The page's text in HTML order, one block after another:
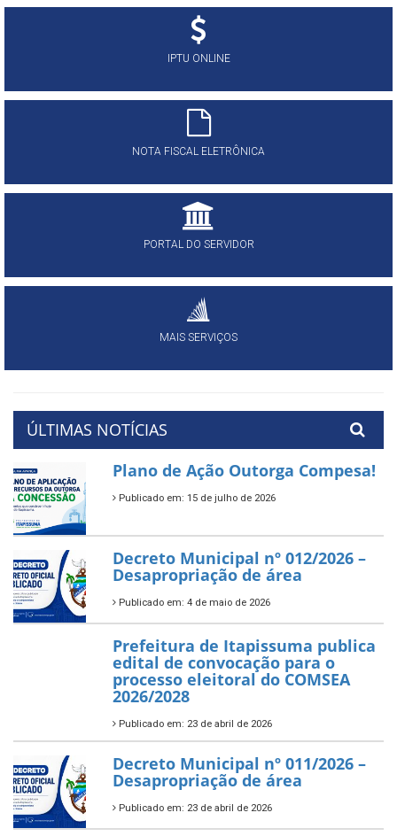
IPTU ONLINE
NOTA FISCAL ELETRÔNICA
PORTAL DO SERVIDOR
MAIS SERVIÇOS
ÚLTIMAS NOTÍCIAS
Plano de Ação Outorga Compesa!
Publicado em: 15 de julho de 2026
Decreto Municipal nº 012/2026 –
Desapropriação de área
Publicado em: 4 de maio de 2026
Prefeitura de Itapissuma publica
edital de convocação para o
processo eleitoral do COMSEA
2026/2028
Publicado em: 23 de abril de 2026
Decreto Municipal nº 011/2026 –
Desapropriação de área
Publicado em: 23 de abril de 2026